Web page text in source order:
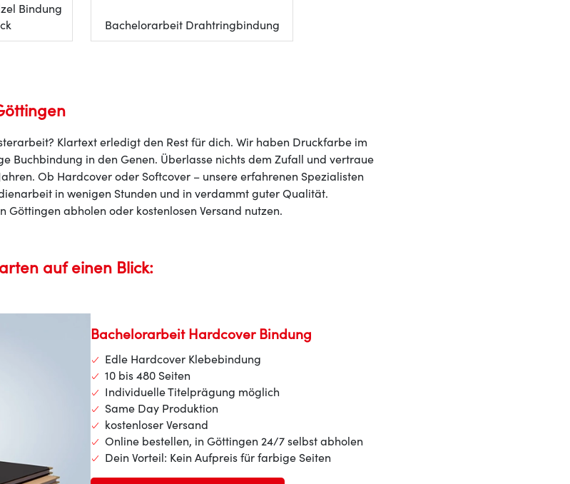
Bindung
Bachelorarbeit Drahtringbindung
Klartext erledigt den Rest für dich. Wir haben Druckfarbe im
Buchbindung in den Genen. Überlasse nichts dem Zufall und vertraue
Ob Hardcover oder Softcover – unsere erfahrenen Spezialisten
in wenigen Stunden und in verdammt guter Qualität.
Göttingen abholen oder kostenlosen Versand nutzen.
auf einen Blick:
Bachelorarbeit Hardcover Bindung
Edle Hardcover Klebebindung
10 bis 480 Seiten
Individuelle Titelprägung möglich
Same Day Produktion
kostenloser Versand
Online bestellen, in Göttingen 24/7 selbst abholen
Dein Vorteil: Kein Aufpreis für farbige Seiten